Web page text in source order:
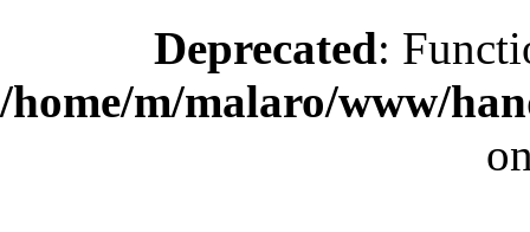
Deprecated:
/home/m/malaro/www/